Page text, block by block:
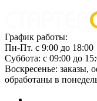
График работы:
Пн-Пт. с 9:00 до 18:00
Суббота: с 09:00 до
Воскресенье: заказы,
обработаны в